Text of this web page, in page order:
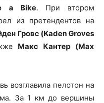
a Bike. При втором
из претендентов на
Гровс (Kaden Groves
Макс Кантер (Max
возглавила пелотон на
За 1 км до вершины